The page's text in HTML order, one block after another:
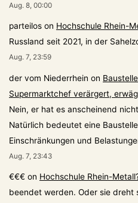
Aug. 8, 00:00
parteilos on Hochschule Rhein-
Russland seit 2021, in der
Aug. 7, 23:59
der vom Niederrhein on
Supermarktchef verärgert,
Nein, er hat es anscheinend
Natürlich bedeutet eine
Einschränkungen und
Aug. 7, 23:43
€€€ on Hochschule Rhein-
beendet werden. Oder sie dreht